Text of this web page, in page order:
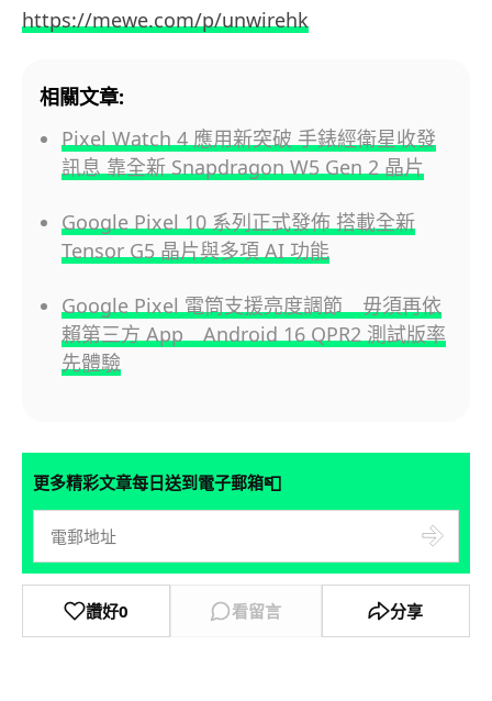
https://mewe.com/p/unwirehk
相關文章:
Pixel Watch 4 應用新突破 手錶經衛星收發
訊息 靠全新 Snapdragon W5 Gen 2 晶片
Google Pixel 10 系列正式發佈 搭載全新
Tensor G5 晶片與多項 AI 功能
Google Pixel 電筒支援亮度調節 毋須再依
賴第三方 App Android 16 QPR2 測試版率
先體驗
更多精彩文章每日送到電子郵箱📮
讚好0 看留言 分享